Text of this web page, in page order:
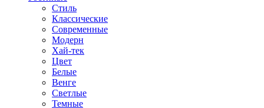
Стиль
Классические
Современные
Модерн
Хай-тек
Цвет
Белые
Венге
Светлые
Темные